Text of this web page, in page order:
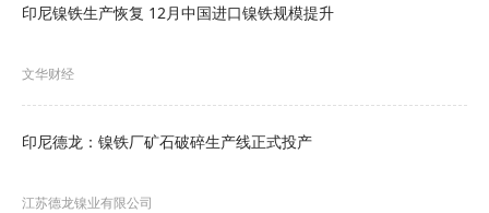
印尼镍铁生产恢复 12月中国进口镍铁规模提升
文华财经
印尼德龙：镍铁厂矿石破碎生产线正式投产
江苏德龙镍业有限公司